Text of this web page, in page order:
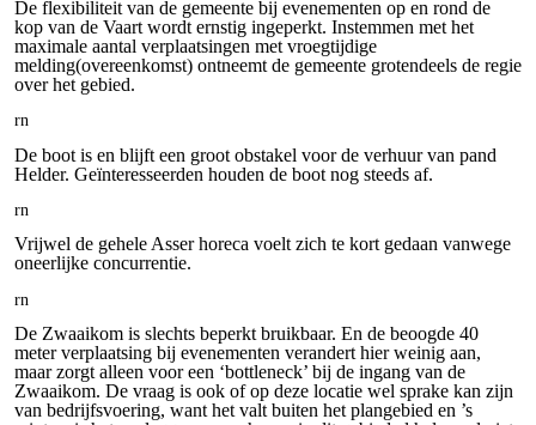
De flexibiliteit van de gemeente bij evenementen op en rond de
kop van de Vaart wordt ernstig ingeperkt. Instemmen met het
maximale aantal verplaatsingen met vroegtijdige
melding(overeenkomst) ontneemt de gemeente grotendeels de regie
over het gebied.
rn
De boot is en blijft een groot obstakel voor de verhuur van pand
Helder. Geïnteresseerden houden de boot nog steeds af.
rn
Vrijwel de gehele Asser horeca voelt zich te kort gedaan vanwege
oneerlijke concurrentie.
rn
De Zwaaikom is slechts beperkt bruikbaar. En de beoogde 40
meter verplaatsing bij evenementen verandert hier weinig aan,
maar zorgt alleen voor een ‘bottleneck’ bij de ingang van de
Zwaaikom. De vraag is ook of op deze locatie wel sprake kan zijn
van bedrijfsvoering, want het valt buiten het plangebied en ’s